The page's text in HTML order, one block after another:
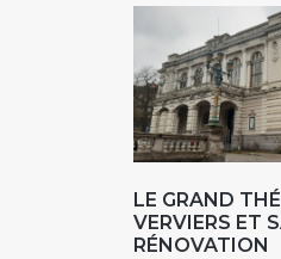
LE GRAND
VERVIERS ET
RÉNOVATION